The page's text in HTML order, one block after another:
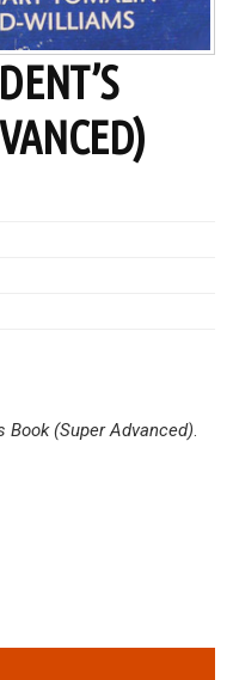
Book (Super Advanced).